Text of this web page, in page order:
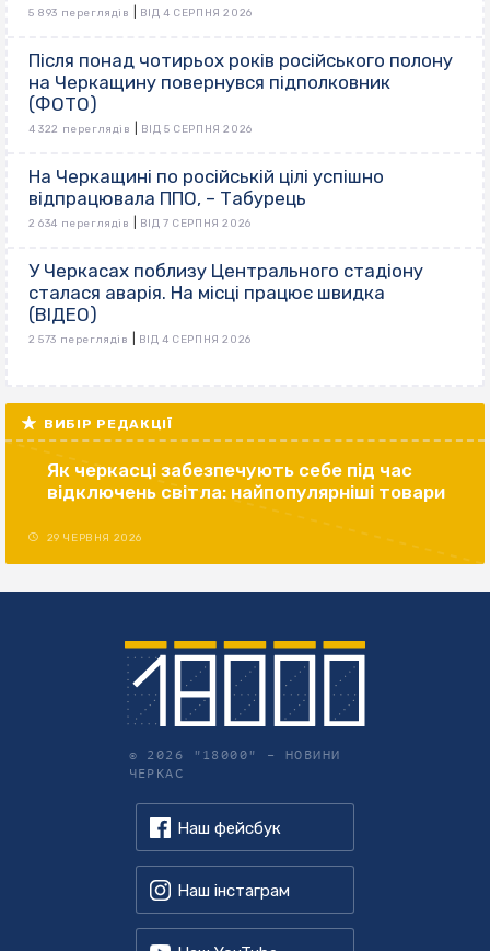
5 893 переглядів ВІД 4 СЕРПНЯ 2026
Після понад чотирьох років російського полону
на Черкащину повернувся підполковник
(ФОТО)
4 322 переглядів ВІД 5 СЕРПНЯ 2026
На Черкащині по російській цілі успішно
відпрацювала ППО, – Табурець
2 634 переглядів ВІД 7 СЕРПНЯ 2026
У Черкасах поблизу Центрального стадіону
сталася аварія. На місці працює швидка
(ВІДЕО)
2 573 переглядів ВІД 4 СЕРПНЯ 2026
ВИБІР РЕДАКЦІЇ
Як черкасці забезпечують себе під час
відключень світла: найпопулярніші товари
29 ЧЕРВНЯ 2026
© 2026 "18000" – НОВИНИ
ЧЕРКАС
Наш фейсбук
Наш інстаграм